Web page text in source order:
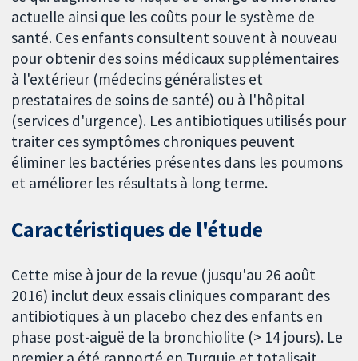
actuelle ainsi que les coûts pour le système de
santé. Ces enfants consultent souvent à nouveau
pour obtenir des soins médicaux supplémentaires
à l'extérieur (médecins généralistes et
prestataires de soins de santé) ou à l'hôpital
(services d'urgence). Les antibiotiques utilisés pour
traiter ces symptômes chroniques peuvent
éliminer les bactéries présentes dans les poumons
et améliorer les résultats à long terme.
Caractéristiques de l'étude
Cette mise à jour de la revue (jusqu'au 26 août
2016) inclut deux essais cliniques comparant des
antibiotiques à un placebo chez des enfants en
phase post-aiguë de la bronchiolite (> 14 jours). Le